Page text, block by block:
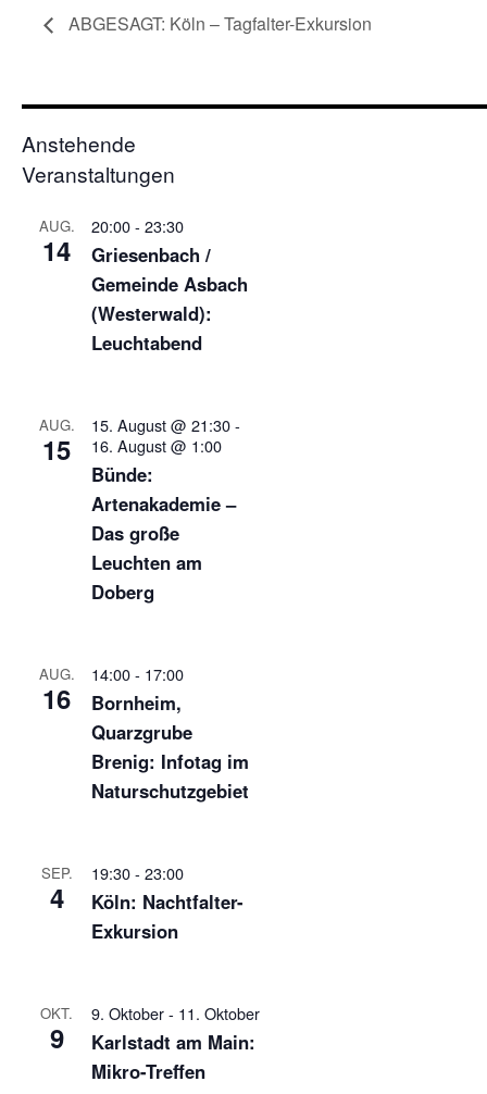
ABGESAGT: Köln – Tagfalter-Exkursion
Anstehende
Veranstaltungen
AUG.
14
20:00- 23:30
Griesenbach /
Gemeinde Asbach
(Westerwald):
Leuchtabend
AUG.
15
15. August @ 21:30-
16. August @ 1:00
Bünde:
Artenakademie –
Das große
Leuchten am
Doberg
AUG.
16
14:00- 17:00
Bornheim,
Quarzgrube
Brenig: Infotag im
Naturschutzgebiet
SEP.
4
19:30- 23:00
Köln: Nachtfalter-
Exkursion
OKT.
9
9. Oktober- 11. Oktober
Karlstadt am Main:
Mikro-Treffen